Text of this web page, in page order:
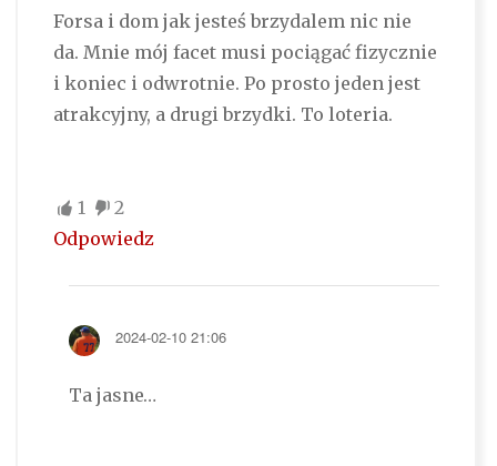
Forsa i dom jak jesteś brzydalem nic nie
da. Mnie mój facet musi pociągać fizycznie
i koniec i odwrotnie. Po prosto jeden jest
atrakcyjny, a drugi brzydki. To loteria.
1
2
Odpowiedz
2024-02-10 21:06
Ta jasne…